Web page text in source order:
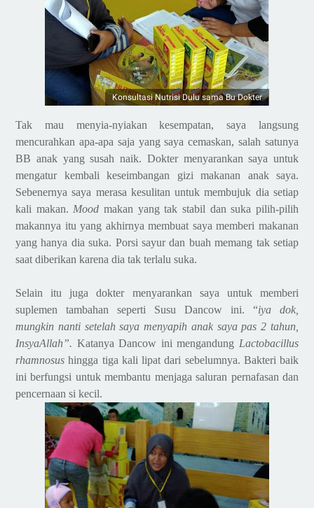
Konsultasi Nutrisi Dulu sama Bu Dokter
Tak mau menyia-nyiakan kesempatan, saya langsung
mencurahkan apa-apa saja yang saya cemaskan, salah satunya
BB anak yang susah naik. Dokter menyarankan saya untuk
mengatur kembali keseimbangan gizi makanan anak saya.
Sebenernya saya merasa kesulitan untuk membujuk dia setiap
kali makan. Mood makan yang tak stabil dan suka pilih-pilih
makannya itu yang akhirnya membuat saya memberi makanan
yang hanya dia suka. Porsi sayur dan buah memang tak setiap
saat diberikan karena dia tak terlalu suka.
Selain itu juga dokter menyarankan saya untuk memberi
suplemen tambahan seperti Susu Dancow ini. “iya dok,
mungkin nanti setelah saya menyapih anak saya pas 2 tahun,
InsyaAllah”. Katanya Dancow ini mengandung Lactobacillus
rhamnosushingga tiga kali lipat dari sebelumnya. Bakteri baik
ini berfungsi untuk membantu menjaga saluran pernafasan dan
pencernaan si kecil.